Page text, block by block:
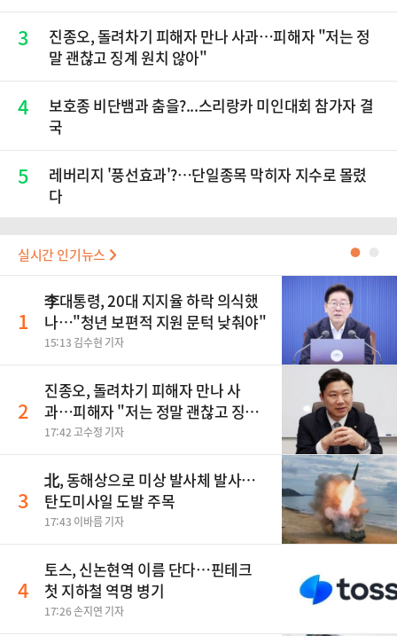
3
진종오, 돌려차기 피해자 만나 사과…피해자 "저는 정
말 괜찮고 징계 원치 않아"
4
보호종 비단뱀과 춤을?...스리랑카 미인대회 참가자 결
국
5
레버리지 '풍선효과'?…단일종목 막히자 지수로 몰렸
다
실시간 인기뉴스 ●
1
李대통령, 20대 지지율 하락 의식했
나…"청년 보편적 지원 문턱 낮춰야"
15:13 김수현 기자
2
진종오, 돌려차기 피해자 만나 사
과…피해자 "저는 정말 괜찮고 징계
원치 않아"
17:42 고수정 기자
3
北, 동해상으로 미상 발사체 발사…
탄도미사일 도발 주목
17:43 이바름 기자
4
토스, 신논현역 이름 단다…핀테크
첫 지하철 역명 병기
17:26 손지연 기자